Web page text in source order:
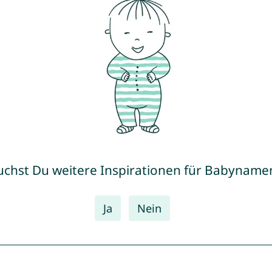
Du weitere Inspirationen für
Ja Nein